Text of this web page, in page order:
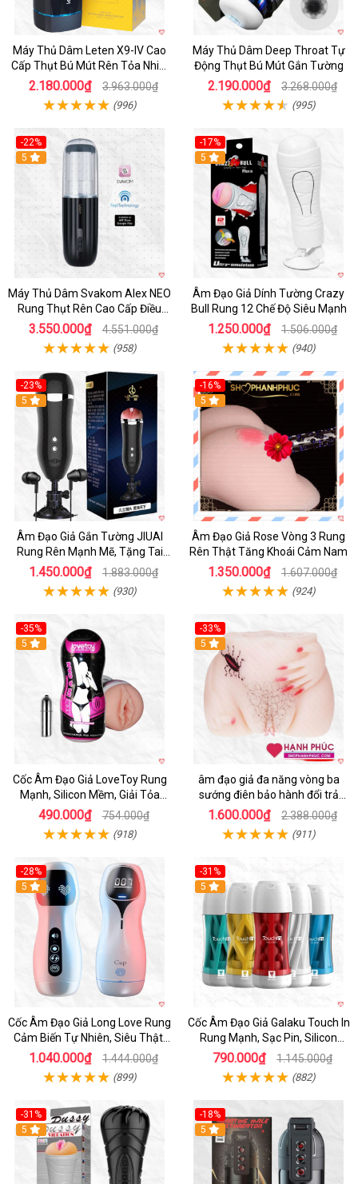
Máy Thủ Dâm Leten X9-IV Cao
Cấp Thụt Bú Mút Rên Tỏa Nhiệt
Sạc Pin
2.180.000₫ 3.963.000₫
(996)
Máy Thủ Dâm Deep Throat Tự
Động Thụt Bú Mút Gắn Tường
2.190.000₫ 3.268.000₫
(995)
-22%
5
Máy Thủ Dâm Svakom Alex NEO
Rung Thụt Rên Cao Cấp Điều
Khiển App
3.550.000₫ 4.551.000₫
(958)
-17%
5
Âm Đạo Giả Dính Tường Crazy
Bull Rung 12 Chế Độ Siêu Mạnh
1.250.000₫ 1.506.000₫
(940)
-23%
5
Âm Đạo Giả Gắn Tường JIUAI
Rung Rên Mạnh Mẽ, Tặng Tai
Nghe
1.450.000₫ 1.883.000₫
(930)
-16%
5
Âm Đạo Giả Rose Vòng 3 Rung
Rên Thật Tăng Khoái Cảm Nam
1.350.000₫ 1.607.000₫
(924)
-35%
5
Cốc Âm Đạo Giả LoveToy Rung
Mạnh, Silicon Mềm, Giải Tỏa
Sinh Lý
490.000₫ 754.000₫
(918)
-33%
5
âm đạo giả đa năng vòng ba
sướng điên bảo hành đổi trả
nhanh
1.600.000₫ 2.388.000₫
(911)
-28%
5
Cốc Âm Đạo Giả Long Love Rung
Cảm Biến Tự Nhiên, Siêu Thật,
Sướng
1.040.000₫ 1.444.000₫
(899)
-31%
Hot
5
Cốc Âm Đạo Giả Galaku Touch In
Rung Mạnh, Sạc Pin, Silicon
Mềm
790.000₫ 1.145.000₫
(882)
-31%
5
-18%
5